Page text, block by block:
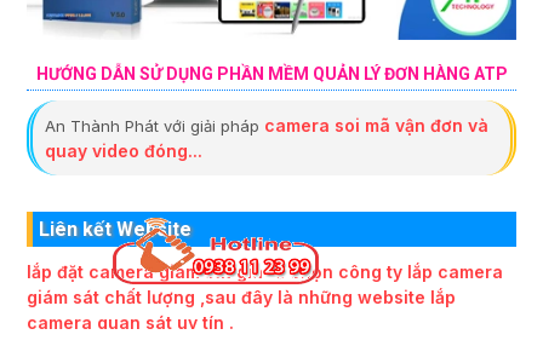
HƯỚNG DẪN SỬ DỤNG PHẦN MỀM QUẢN LÝ ĐƠN HÀNG ATP
An Thành Phát với giải pháp camera soi mã vận đơn và
quay video đóng...
Liên kết Website
lắp đặt camera giám sát giá rẻ chọn công ty lắp camera
giám sát chất lượng ,sau đây là những website lắp
camera quan sát uy tín .